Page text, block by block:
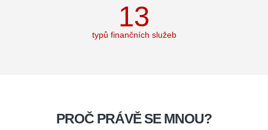
21
typů finančních služeb
PROČ PRÁVĚ SE MNOU?